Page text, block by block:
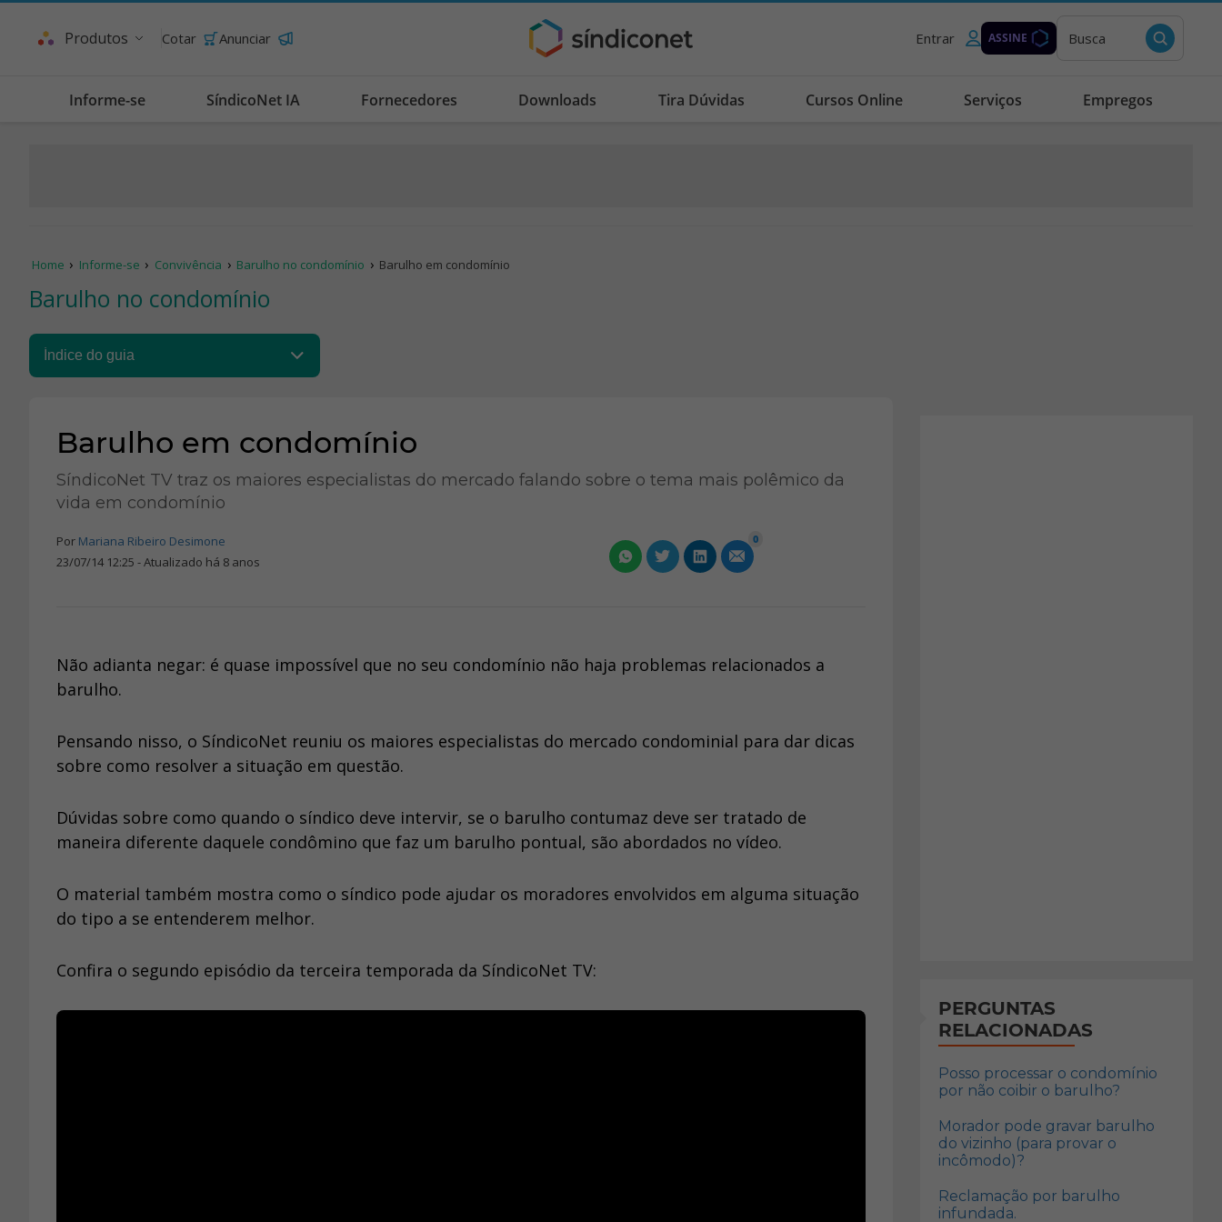
Produtos Cotar Anunciar Entrar ASSINE Busca
Informe-se SíndicoNet IA Fornecedores Downloads Tira Dúvidas Cursos Online Serviços Empregos
Home Informe-se Convivência Barulho no condomínio Barulho em condomínio
Barulho no condomínio
Barulho em condomínio
SíndicoNet TV traz os maiores especialistas do mercado falando sobre o tema mais polêmico da
vida em condomínio
Por Mariana Ribeiro Desimone
23/07/14 12:25 - Atualizado há 8 anos
0
Não adianta negar: é quase impossível que no seu condomínio não haja problemas relacionados a
barulho.
Pensando nisso, o SíndicoNet reuniu os maiores especialistas do mercado condominial para dar dicas
sobre como resolver a situação em questão.
Dúvidas sobre como quando o síndico deve intervir, se o barulho contumaz deve ser tratado de
maneira diferente daquele condômino que faz um barulho pontual, são abordados no vídeo.
O material também mostra como o síndico pode ajudar os moradores envolvidos em alguma situação
do tipo a se entenderem melhor.
Confira o segundo episódio da terceira temporada da SíndicoNet TV:
PERGUNTAS
RELACIONADAS
Posso processar o condomínio
por não coibir o barulho?
Morador pode gravar barulho
do vizinho (para provar o
incômodo)?
Reclamação por barulho
infundada.